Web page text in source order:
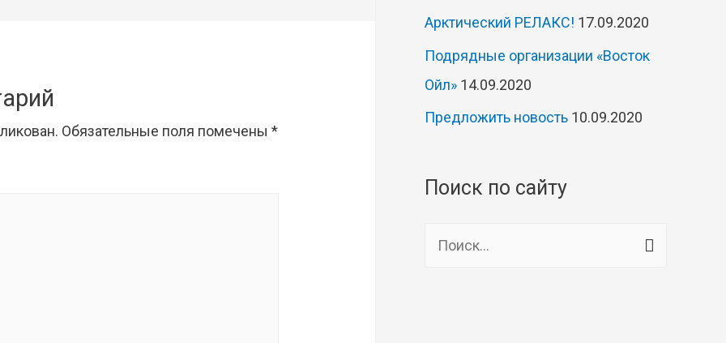
Обязательные поля помечены*
Арктический РЕЛАКС! 17.09.2020
Подрядные организации «Восток
Ойл» 14.09.2020
Предложить новость 10.09.2020
Поиск по сайту